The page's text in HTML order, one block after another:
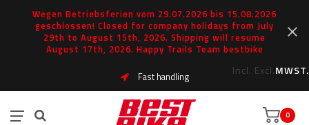
Wegen Betriebsferien vom 29.07.2026 bis 15.08.2026
geschlossen! Closed for company holidays from July
29th to August 15th, 2026. Shipping will resume
August 17th, 2026. Happy Trails Team bestbike
Incl. Excl.MWST.
Fast handling
0